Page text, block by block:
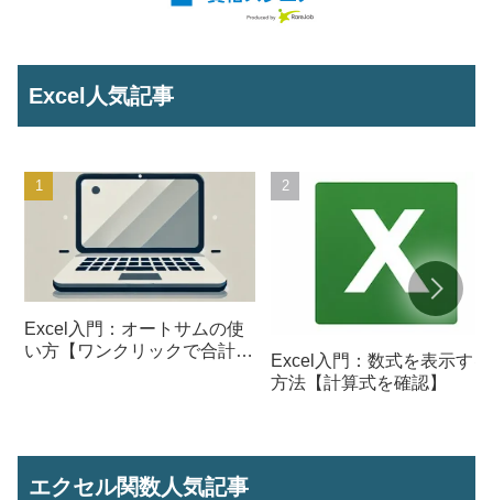
Excel人気記事
Excel入門：オートサムの使
い方【ワンクリックで合計を
Excel入門：数式を表示する
方法【計算式を確認】
エクセル関数人気記事